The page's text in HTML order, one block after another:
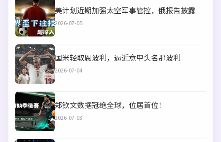
美计划近期加强太空军事管控，俄报告披露
2026-07-05
国米轻取恩波利，逼近意甲头名那波利
2026-07-04
郑钦文数据冠绝全球，位居首位！
2026-07-03